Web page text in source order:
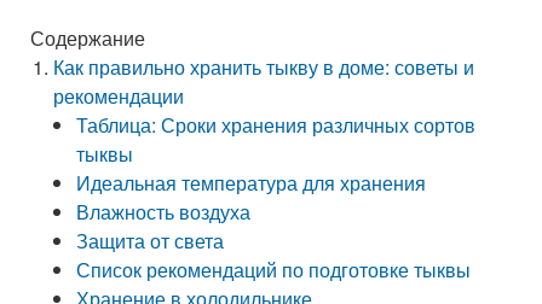
Содержание
Как правильно хранить тыкву в доме: советы и
рекомендации
Таблица: Сроки хранения различных сортов
тыквы
Идеальная температура для хранения
Влажность воздуха
Защита от света
Список рекомендаций по подготовке тыквы